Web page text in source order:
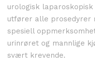
urologisk
utfører alle prosedyrer
spesiell
urinrøret og mannlige
svært krevende.